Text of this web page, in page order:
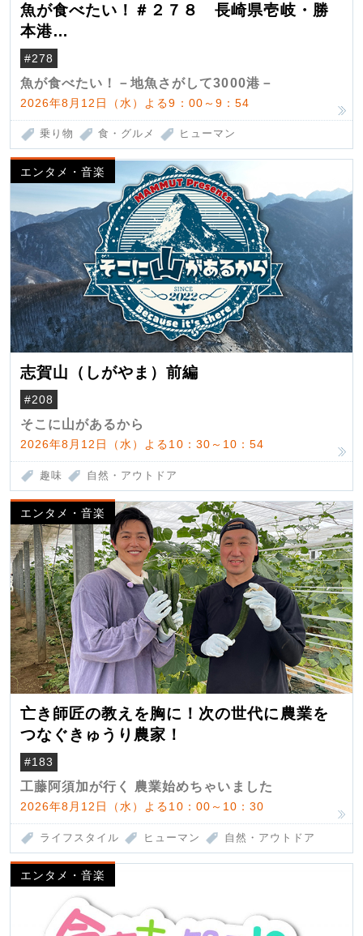
魚が食べたい！＃２７８ 長崎県壱岐・勝
本港
（クロマグロ）
#278
魚が食べたい！－地魚さがして3000港－
2026年8月12日（水）よる9：00～9：54
乗り物 食・グルメ ヒューマン
エンタメ・音楽
志賀山（しがやま）前編
#208
そこに山があるから
2026年8月12日（水）よる10：30～10：54
趣味 自然・アウトドア
エンタメ・音楽
亡き師匠の教えを胸に！次の世代に農業を
つなぐきゅうり農家！
#183
工藤阿須加が行く 農業始めちゃいました
2026年8月12日（水）よる10：00～10：30
ライフスタイル ヒューマン 自然・アウトドア
エンタメ・音楽